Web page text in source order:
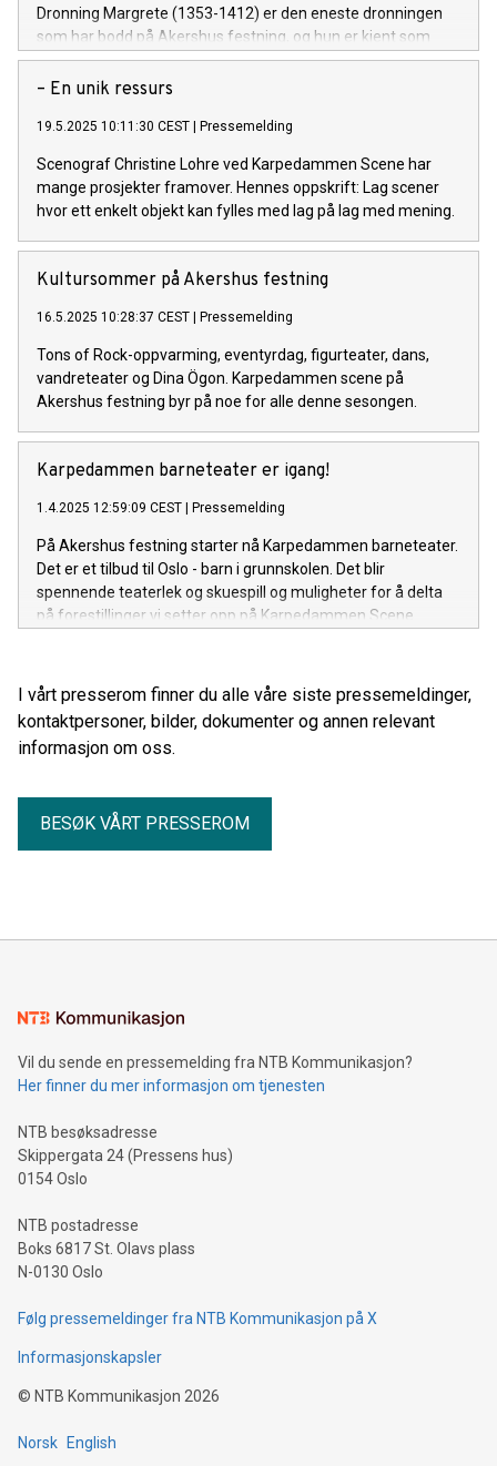
Dronning Margrete (1353-1412) er den eneste dronningen
som har bodd på Akershus festning, og hun er kjent som
kvinnen som grunnla Kalmarunionen.
– En unik ressurs
19.5.2025 10:11:30 CEST | Pressemelding
Scenograf Christine Lohre ved Karpedammen Scene har
mange prosjekter framover. Hennes oppskrift: Lag scener
hvor ett enkelt objekt kan fylles med lag på lag med mening.
Kultursommer på Akershus festning
16.5.2025 10:28:37 CEST | Pressemelding
Tons of Rock-oppvarming, eventyrdag, figurteater, dans,
vandreteater og Dina Ögon. Karpedammen scene på
Akershus festning byr på noe for alle denne sesongen.
Karpedammen barneteater er igang!
1.4.2025 12:59:09 CEST | Pressemelding
På Akershus festning starter nå Karpedammen barneteater.
Det er et tilbud til Oslo - barn i grunnskolen. Det blir
spennende teaterlek og skuespill og muligheter for å delta
på forestillinger vi setter opp på Karpedammen Scene.
I vårt presserom finner du alle våre siste pressemeldinger,
kontaktpersoner, bilder, dokumenter og annen relevant
informasjon om oss.
BESØK VÅRT PRESSEROM
Vil du sende en pressemelding fra NTB Kommunikasjon?
Her finner du mer informasjon om tjenesten
NTB besøksadresse
Skippergata 24 (Pressens hus)
0154 Oslo
NTB postadresse
Boks 6817 St. Olavs plass
N-0130 Oslo
Følg pressemeldinger fra NTB Kommunikasjon på X
Informasjonskapsler
© NTB Kommunikasjon 2026
Norsk English